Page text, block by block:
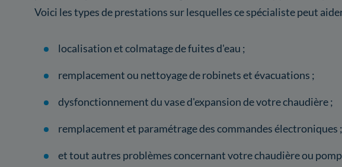
Voici les types de prestations sur lesquelles ce spécialiste peut
localisation et colmatage de fuites d'eau ;
remplacement ou nettoyage de robinets et évacuations ;
dysfonctionnement du vase d'expansion de votre chaudière ;
remplacement et paramétrage des commandes électroniques ;
et tout autres problèmes concernant votre chaudière ou